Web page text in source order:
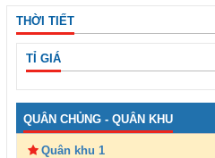
THỜI TIẾT
TỈ GIÁ
QUÂN CHỦNG - QUÂN KHU
Quân khu 1